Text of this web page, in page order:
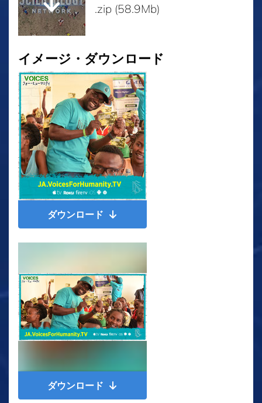
.zip (58.9Mb)
イメージ・ダウンロード
ダウンロード
ダウンロード